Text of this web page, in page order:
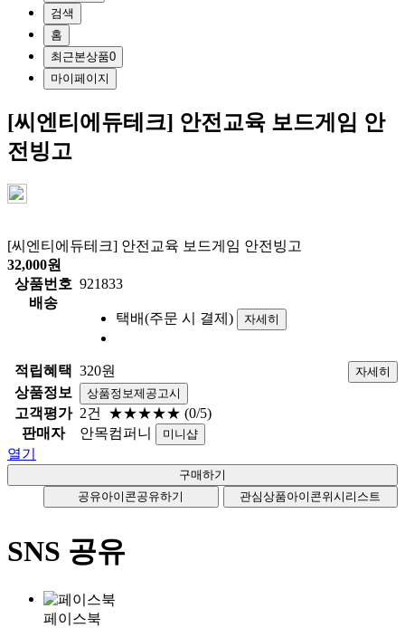
검색
홈
최근본상품0
마이페이지
[씨엔티에듀테크] 안전교육 보드게임 안
전빙고
[씨엔티에듀테크] 안전교육 보드게임 안전빙고
32,000원
상품번호 921833
배송
택배(주문 시 결제)
자세히
적립혜택 320원 자세히
상품정보 상품정보제공고시
고객평가 2건 ★★★★★ (0/5)
판매자
안목컴퍼니 미니샵
열기
공유아이콘공유하기 관심상품아이콘위시리스트
SNS 공유
페이스북